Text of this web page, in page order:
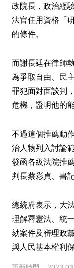
政院長，政治經
法官任用資格「
的條件。
而謝長廷在律師
為爭取自由、民
罪犯面對面談判
危機，證明他的
不過這個推薦動
治人物列入討論
發函各級法院推
判長蔡彩貞、書
總統府表示，大
理解釋憲法、統
劾案件及審理政
與人民基本權利保